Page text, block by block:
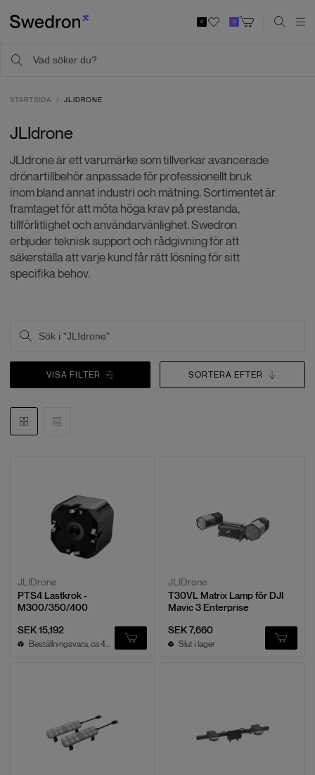
0 0
STARTSIDA JLIDRONE
JLIdrone
JLIdrone är ett varumärke som tillverkar avancerade
drönartillbehör anpassade för professionellt bruk
inom bland annat industri och mätning. Sortimentet är
framtaget för att möta höga krav på prestanda,
tillförlitlighet och användarvänlighet. Swedron
erbjuder teknisk support och rådgivning för att
säkerställa att varje kund får rätt lösning för sitt
specifika behov.
VISA FILTER SORTERA EFTER
JLIDrone
PTS4 Lastkrok -
M300/350/400
SEK 15,192
Beställningsvara, ca 4v leveranstid
JLIDrone
T30VL Matrix Lamp för DJI
Mavic 3 Enterprise
SEK 7,660
Slut i lager